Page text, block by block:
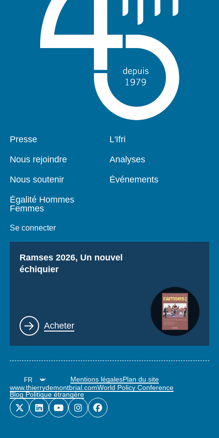
Pied
page
Presse
Nous rejoindre
Nous soutenir
Égalité Hommes
Femmes
Se connecter
Navigation
L'Ifri
Analyses
Événements
Titre
Ramses 2026, Un nouvel
échiquier
Lien
Acheter
Mentions légalesPlan du site
www.thierrydemontbrial.comWorld Policy Conference
Blog Politique étrangère